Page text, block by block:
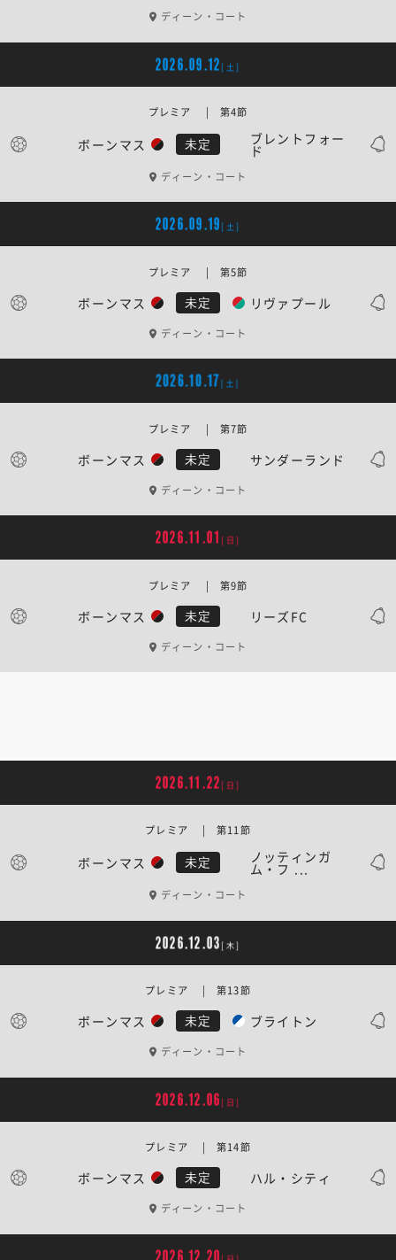
ディーン・コート
2026.09.12 [土]
ボーンマス 未定 ブレントフォー
ド
プレミア | 第4節
ディーン・コート
2026.09.19 [土]
ボーンマス 未定 リヴァプール
プレミア | 第5節
ディーン・コート
2026.10.17[土]
ボーンマス 未定 サンダーランド
プレミア | 第7節
ディーン・コート
2026.11.01 [日]
ボーンマス 未定 リーズFC
プレミア | 第9節
ディーン・コート
2026.11.22 [日]
ボーンマス 未定 ノッティンガ
ム・フ ...
プレミア | 第11節
ディーン・コート
2026.12.03 [木]
ボーンマス 未定 ブライトン
プレミア | 第13節
ディーン・コート
2026.12.06 [日]
ボーンマス 未定 ハル・シティ
プレミア | 第14節
ディーン・コート